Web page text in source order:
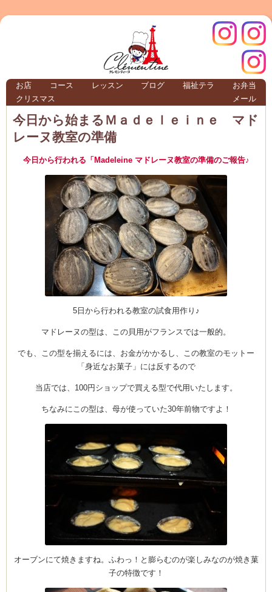
室・テイクアウト Clémentine (produced
お店 コース レッスン ブログ 福祉テラ
お弁当
クリスマス
メール
インス
クレモ
インス
今日から始まるＭａｄｅｌｅｉｎｅ マド
レーヌ教室の準備
今日から行われる「Madeleine マドレーヌ教室の準備のご報告♪
5日から行われる教室の試食用作り♪
マドレーヌの型は、この貝用がフランスでは一般的。
でも、この型を揃えるには、お金がかかるし、この教室のモットー
「身近なお菓子」には反するので
当店では、100円ショップで買える型で代用いたします。
ちなみにこの型は、母が使っていた30年前物ですよ！
オーブンにて焼きますね。ふわっ！と膨らむのが楽しみなのが焼き菓
子の特徴です！